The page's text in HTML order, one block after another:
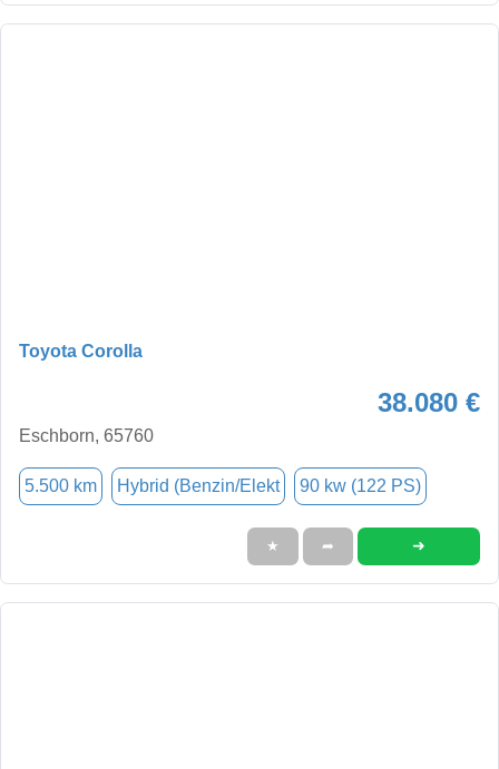
Toyota Corolla
38.080 €
Eschborn, 65760
5.500 km Hybrid (Benzin/Elekt 90 kw (122 PS)
★ ➦ ➜